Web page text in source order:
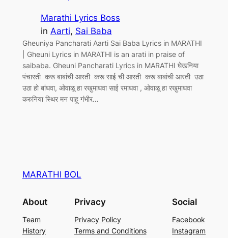
Marathi Lyrics Boss
in Aarti, Sai Baba
Gheuniya Pancharati Aarti Sai Baba Lyrics in MARATHI
| Gheuni Lyrics in MARATHI is an arati in praise of
saibaba. Gheuni Pancharati Lyrics in MARATHI घेऊनिया
पंचारती करू बाबांची आरती करू साई ची आरती करू बाबांची आरती उठा
उठा हो बांधवा, ओवाळू हा रखुमाधवा साई रमाधवा , ओवाळू हा रखुमाधवा
करुनिया स्थिर मन पाहू गंभीर…
MARATHI BOL
About
Team
History
Privacy
Privacy Policy
Terms and Conditions
Social
Facebook
Instagram